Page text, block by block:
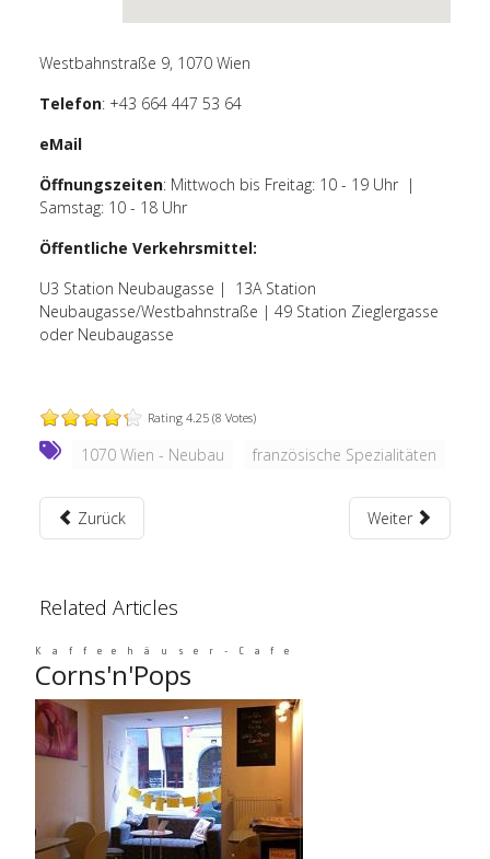
Westbahnstraße 9, 1070 Wien
Telefon: +43 664 447 53 64
eMail
Öffnungszeiten: Mittwoch bis Freitag: 10 - 19 Uhr |
Samstag: 10 - 18 Uhr
Öffentliche Verkehrsmittel:
U3 Station Neubaugasse | 13A Station
Neubaugasse/Westbahnstraße | 49 Station Zieglergasse
oder Neubaugasse
Rating 4.25 (8 Votes)
1070 Wien - Neubau französische Spezialitäten
Zurück Weiter
Related Articles
Kaffeehäuser-Cafe
Corns'n'Pops